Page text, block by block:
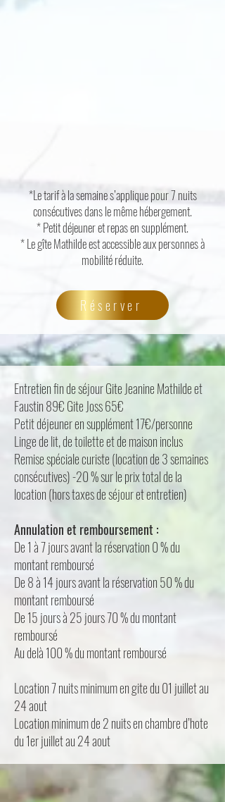
*Le tarif à la semaine s’applique pour 7 nuits
consécutives dans le même hébergement.
* Petit déjeuner et repas en supplément.
* Le gîte Mathilde est accessible aux personnes à
mobilité réduite.
Réserver
Entretien fin de séjour Gite Jeanine Mathilde et
Faustin 89€ Gite Joss 65€
Petit déjeuner en supplément 17€/personne
Linge de lit, de toilette et de maison inclus
Remise spéciale curiste (location de 3 semaines
consécutives) -20 % sur le prix total de la
location (hors taxes de séjour et entretien)
Annulation et remboursement :
De 1 à 7 jours avant la réservation 0 % du
montant remboursé
De 8 à 14 jours avant la réservation 50 % du
montant remboursé
De 15 jours à 25 jours 70 % du montant
remboursé
Au delà 100 % du montant remboursé
Location 7 nuits minimum en gite du 01 juillet au
24 aout
Location minimum de 2 nuits en chambre d’hote
du 1er juillet au 24 aout